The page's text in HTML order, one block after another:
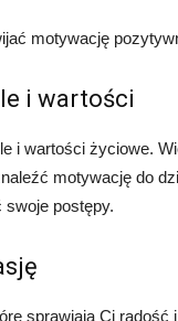
motywację
i wartości
i wartości życiowe.
motywację do
swoje postępy.
sprawiają Ci